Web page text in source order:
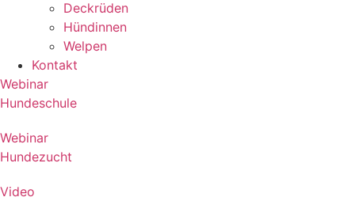
Deckrüden
Hündinnen
Welpen
Kontakt
Webinar
Hundeschule
Webinar
Hundezucht
Video